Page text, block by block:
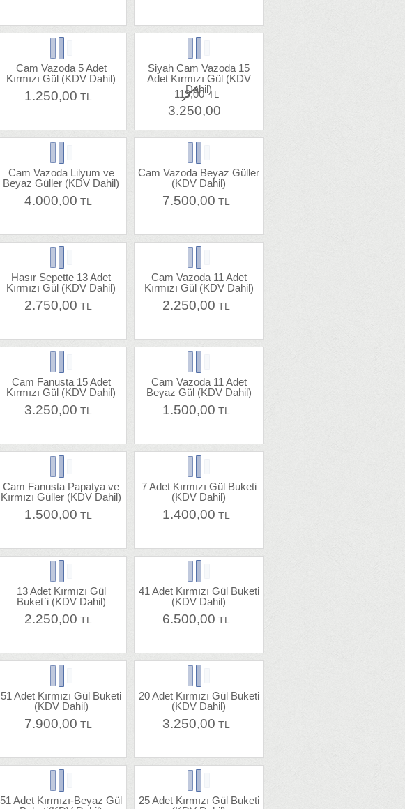
Cam Vazoda 5 Adet
Kırmızı Gül (KDV Dahil)
1.250,00 TL
Siyah Cam Vazoda 15
Adet Kırmızı Gül (KDV
Dahil)
119,00TL
3.250,00
Cam Vazoda Lilyum ve
Beyaz Güller (KDV Dahil)
4.000,00 TL
Cam Vazoda Beyaz Güller
(KDV Dahil)
7.500,00 TL
Hasır Sepette 13 Adet
Kırmızı Gül (KDV Dahil)
2.750,00 TL
Cam Vazoda 11 Adet
Kırmızı Gül (KDV Dahil)
2.250,00 TL
Cam Fanusta 15 Adet
Kırmızı Gül (KDV Dahil)
3.250,00 TL
Cam Vazoda 11 Adet
Beyaz Gül (KDV Dahil)
1.500,00 TL
Cam Fanusta Papatya ve
Kırmızı Güller (KDV Dahil)
1.500,00 TL
7 Adet Kırmızı Gül Buketi
(KDV Dahil)
1.400,00 TL
13 Adet Kırmızı Gül
Buket`i (KDV Dahil)
2.250,00 TL
41 Adet Kırmızı Gül Buketi
(KDV Dahil)
6.500,00 TL
51 Adet Kırmızı Gül Buketi
(KDV Dahil)
7.900,00 TL
20 Adet Kırmızı Gül Buketi
(KDV Dahil)
3.250,00 TL
51 Adet Kırmızı-Beyaz Gül
25 Adet Kırmızı Gül Buketi